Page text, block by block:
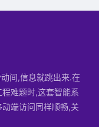
间,信息就跳出来.在
难题时,这套智能系
端访问同样顺畅,关